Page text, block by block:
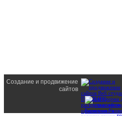
Создание и продвижение
сайтов